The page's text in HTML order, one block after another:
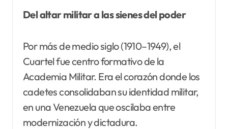
Del altar militar a las sienes del poder
Por más de medio siglo (1910–1949), el
Cuartel fue centro formativo de la
Academia Militar. Era el corazón donde los
cadetes consolidaban su identidad militar,
en una Venezuela que oscilaba entre
modernización y dictadura.